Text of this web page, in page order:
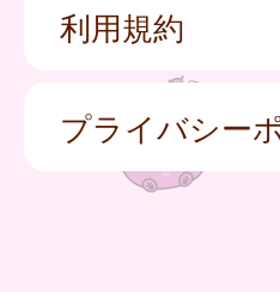
利用規約
プライバシー